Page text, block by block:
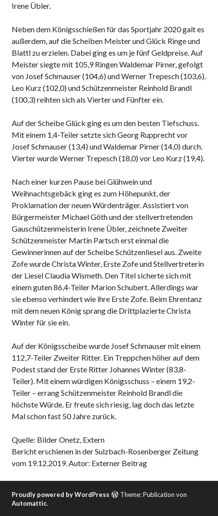
Irene Übler.
Neben dem Königsschießen für das Sportjahr 2020 galt es
außerdem, auf die Scheiben Meister und Glück Ringe und
Blattl zu erzielen. Dabei ging es um je fünf Geldpreise. Auf
Meister siegte mit 105,9 Ringen Waldemar Pirner, gefolgt
von Josef Schmauser (104,6) und Werner Trepesch (103,6).
Leo Kurz (102,0) und Schützenmeister Reinhold Brandl
(100,3) reihten sich als Vierter und Fünfter ein.
Auf der Scheibe Glück ging es um den besten Tiefschuss.
Mit einem 1,4-Teiler setzte sich Georg Rupprecht vor
Josef Schmauser (13,4) und Waldemar Pirner (14,0) durch.
Vierter wurde Werner Trepesch (18,0) vor Leo Kurz (19,4).
Nach einer kurzen Pause bei Glühwein und
Weihnachtsgebäck ging es zum Höhepunkt, der
Proklamation der neuen Würdenträger. Assistiert von
Bürgermeister Michael Göth und der stellvertretenden
Gauschützenmeisterin Irene Übler, zeichnete Zweiter
Schützenmeister Martin Partsch erst einmal die
Gewinnerinnen auf der Scheibe Schützenliesel aus. Zweite
Zofe wurde Christa Winter, Erste Zofe und Stellvertreterin
der Liesel Claudia Wismeth. Den Titel sicherte sich mit
einem guten 86,4-Teiler Marion Schubert. Allerdings war
sie ebenso verhindert wie ihre Erste Zofe. Beim Ehrentanz
mit dem neuen König sprang die Drittplazierte Christa
Winter für sie ein.
Auf der Königsscheibe wurde Josef Schmauser mit einem
112,7-Teiler Zweiter Ritter. Ein Treppchen höher auf dem
Podest stand der Erste Ritter Johannes Winter (83,8-
Teiler). Mit einem würdigen Königsschuss – einem 19,2-
Teiler – errang Schützenmeister Reinhold Brandl die
höchste Würde. Er freute sich riesig, lag doch das letzte
Mal schon fast 50 Jahre zurück.
Quelle: Bilder Onetz, Extern
Bericht erschienen in der Sulzbach-Rosenberger Zeitung
vom 19.12.2019. Autor: Externer Beitrag
Proudly powered by WordPress
Theme: Publication von
Automattic.